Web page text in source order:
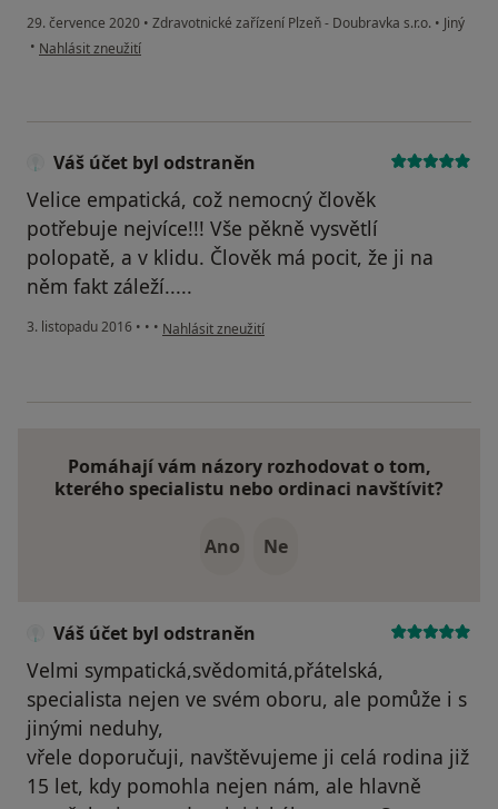
29. července 2020 • Zdravotnické zařízení Plzeň - Doubravka s.r.o. • Jiný
• podle názoru uživatele Lucie
Nahlásit zneužití
Váš účet byl odstraněn
Velice empatická, což nemocný člověk
potřebuje nejvíce!!! Vše pěkně vysvětlí
polopatě, a v klidu. Člověk má pocit, že ji na
něm fakt záleží.....
3. listopadu 2016 • • • podle názoru uživatele Váš účet byl odstraněn
Nahlásit zneužití
Pomáhají vám názory rozhodovat o tom,
kterého specialistu nebo ordinaci navštívit?
Ano Ne
Váš účet byl odstraněn
Velmi sympatická,svědomitá,přátelská,
specialista nejen ve svém oboru, ale pomůže i s
jinými neduhy,
vřele doporučuji, navštěvujeme ji celá rodina již
15 let, kdy pomohla nejen nám, ale hlavně